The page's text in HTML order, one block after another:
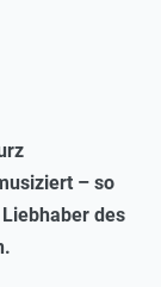
– so
des